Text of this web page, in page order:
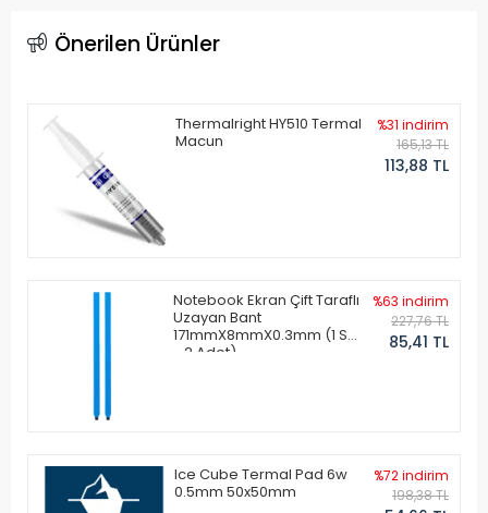
Önerilen Ürünler
Thermalright HY510 Termal
Macun
%31 indirim
165,13 TL
113,88 TL
Notebook Ekran Çift Taraflı
Uzayan Bant
171mmX8mmX0.3mm (1 Set
- 2 Adet)
%63 indirim
227,76 TL
85,41 TL
Ice Cube Termal Pad 6w
0.5mm 50x50mm
%72 indirim
198,38 TL